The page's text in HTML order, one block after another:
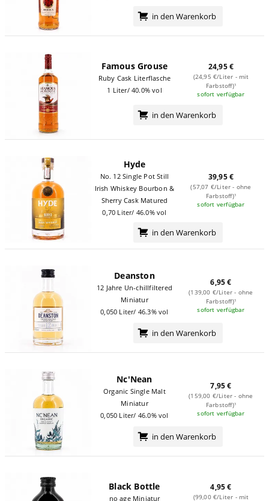
in den Warenkorb
Famous Grouse
Ruby Cask Literflasche
1 Liter/ 40.0% vol
24,95 €
(24,95 €/Liter - mit
Farbstoff)¹
sofort verfügbar
in den Warenkorb
Hyde
No. 12 Single Pot Still
Irish Whiskey Bourbon &
Sherry Cask Matured
0,70 Liter/ 46.0% vol
39,95 €
(57,07 €/Liter - ohne
Farbstoff)¹
sofort verfügbar
in den Warenkorb
Deanston
12 Jahre Un-chillfiltered
Miniatur
0,050 Liter/ 46.3% vol
6,95 €
(139,00 €/Liter - ohne
Farbstoff)¹
sofort verfügbar
in den Warenkorb
Nc'Nean
Organic Single Malt
Miniatur
0,050 Liter/ 46.0% vol
7,95 €
(159,00 €/Liter - ohne
Farbstoff)¹
sofort verfügbar
in den Warenkorb
Black Bottle
no age Miniatur
4,95 €
(99,00 €/Liter - mit